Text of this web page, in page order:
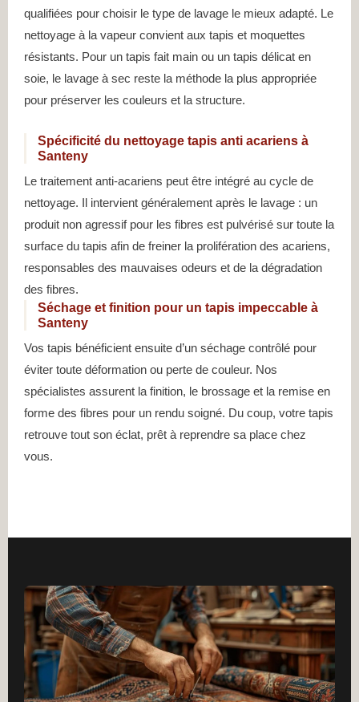
qualifiées pour choisir le type de lavage le mieux adapté. Le
nettoyage à la vapeur convient aux tapis et moquettes
résistants. Pour un tapis fait main ou un tapis délicat en
soie, le lavage à sec reste la méthode la plus appropriée
pour préserver les couleurs et la structure.
Spécificité du nettoyage tapis anti acariens à
Santeny
Le traitement anti-acariens peut être intégré au cycle de
nettoyage. Il intervient généralement après le lavage : un
produit non agressif pour les fibres est pulvérisé sur toute la
surface du tapis afin de freiner la prolifération des acariens,
responsables des mauvaises odeurs et de la dégradation
des fibres.
Séchage et finition pour un tapis impeccable à
Santeny
Vos tapis bénéficient ensuite d’un séchage contrôlé pour
éviter toute déformation ou perte de couleur. Nos
spécialistes assurent la finition, le brossage et la remise en
forme des fibres pour un rendu soigné. Du coup, votre tapis
retrouve tout son éclat, prêt à reprendre sa place chez
vous.